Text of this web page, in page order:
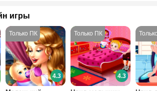
игры
4.3 4.3